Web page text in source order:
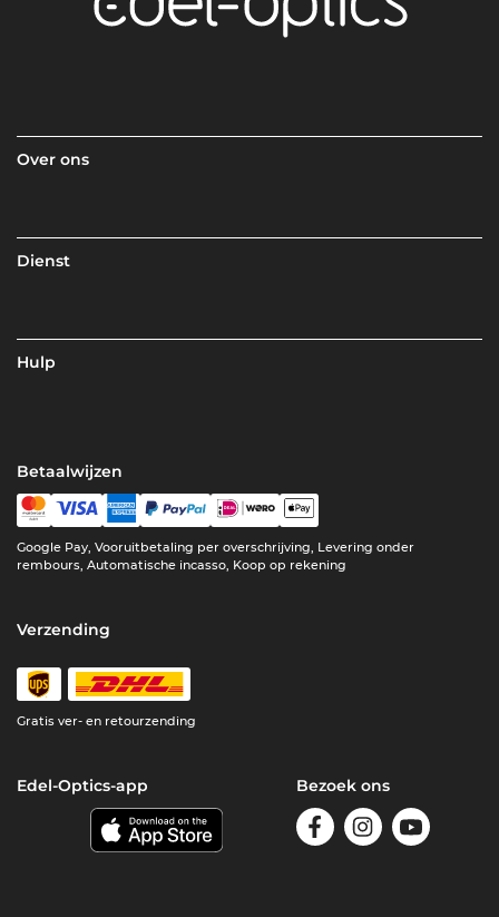
Over ons
Dienst
Hulp
Betaalwijzen
Google Pay, Vooruitbetaling per overschrijving, Levering onder
rembours, Automatische incasso, Koop op rekening
Verzending
Gratis ver- en retourzending
Edel-Optics-app Bezoek ons